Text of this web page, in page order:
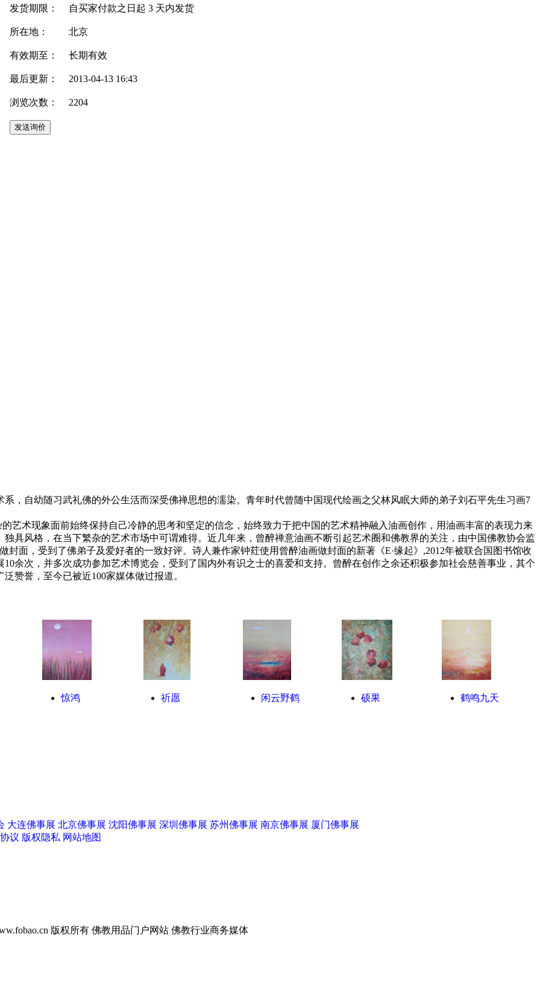
发货期限： 自买家付款之日起 3 天内发货
所在地： 北京
有效期至： 长期有效
最后更新： 2013-04-13 16:43
浏览次数： 2204
自幼随习武礼佛的外公生活而深受佛禅思想的濡染。青年时代曾随中国现代绘画之父林风眠大师的弟子刘石平先生习画7
术现象面前始终保持自己冷静的思考和坚定的信念，始终致力于把中国的艺术精神融入油画创作，用油画丰富的表现力来
具风格，在当下繁杂的艺术市场中可谓难得。近几年来，曾醉禅意油画不断引起艺术圈和佛教界的关注，由中国佛教协会监
面，受到了佛弟子及爱好者的一致好评。诗人兼作家钟荭使用曾醉油画做封面的新著《E·缘起》,2012年被联合国图书馆收
余次，并多次成功参加艺术博览会，受到了国内外有识之士的喜爱和支持。曾醉在创作之余还积极参加社会慈善事业，其个
赞誉，至今已被近100家媒体做过报道。
惊鸿 祈愿 闲云野鹤 硕果 鹤鸣九天
大连佛事展 北京佛事展 沈阳佛事展 深圳佛事展 苏州佛事展 南京佛事展 厦门佛事展
议 版权隐私 网站地图
版权所有 佛教用品门户网站 佛教行业商务媒体